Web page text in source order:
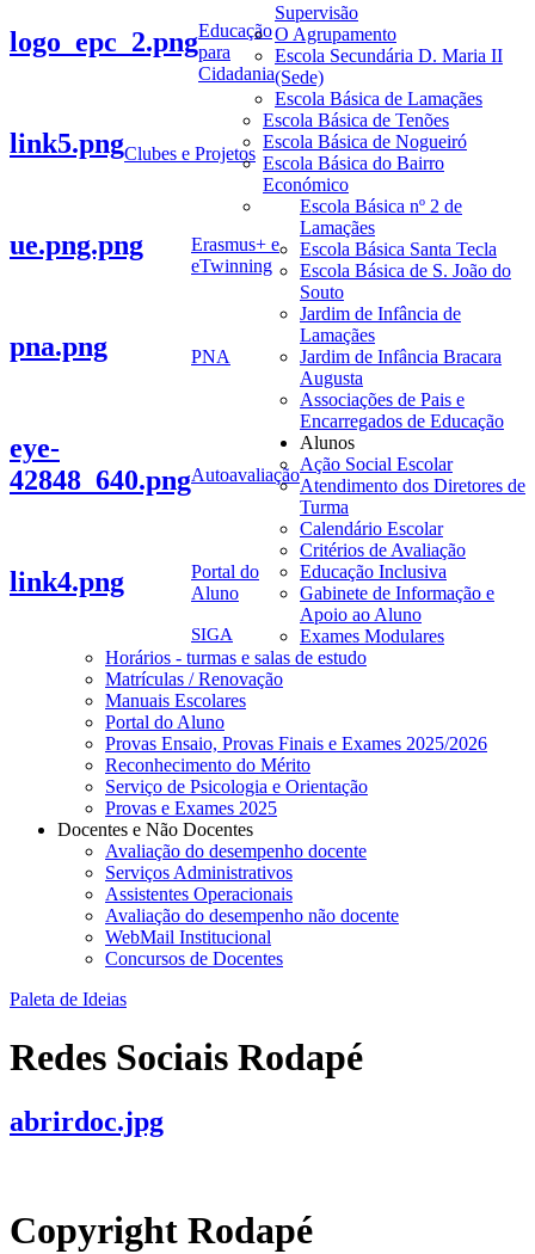
logo_epc_2.pngEducação
para
Cidadania
link5.pngClubes e Projetos
ue.png.png
Erasmus+ e
eTwinning
pna.png PNA
eye-
42848_640.pngAutoavaliação
link4.png
Portal do
Aluno
SIGA
Supervisão
O Agrupamento
Escola Secundária D. Maria II
(Sede)
Escola Básica de Lamaçães
Escola Básica de Tenões
Escola Básica de Nogueiró
Escola Básica do Bairro
Económico
Escola Básica nº 2 de
Lamaçães
Escola Básica Santa Tecla
Escola Básica de S. João do
Souto
Jardim de Infância de
Lamaçães
Jardim de Infância Bracara
Augusta
Associações de Pais e
Encarregados de Educação
Alunos
Ação Social Escolar
Atendimento dos Diretores de
Turma
Calendário Escolar
Critérios de Avaliação
Educação Inclusiva
Gabinete de Informação e
Apoio ao Aluno
Exames Modulares
Horários - turmas e salas de estudo
Matrículas / Renovação
Manuais Escolares
Portal do Aluno
Provas Ensaio, Provas Finais e Exames 2025/2026
Reconhecimento do Mérito
Serviço de Psicologia e Orientação
Provas e Exames 2025
Docentes e Não Docentes
Avaliação do desempenho docente
Serviços Administrativos
Assistentes Operacionais
Avaliação do desempenho não docente
WebMail Institucional
Concursos de Docentes
Paleta de Ideias
Redes Sociais Rodapé
abrirdoc.jpg
Copyright Rodapé